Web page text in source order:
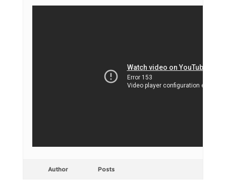
Author Posts